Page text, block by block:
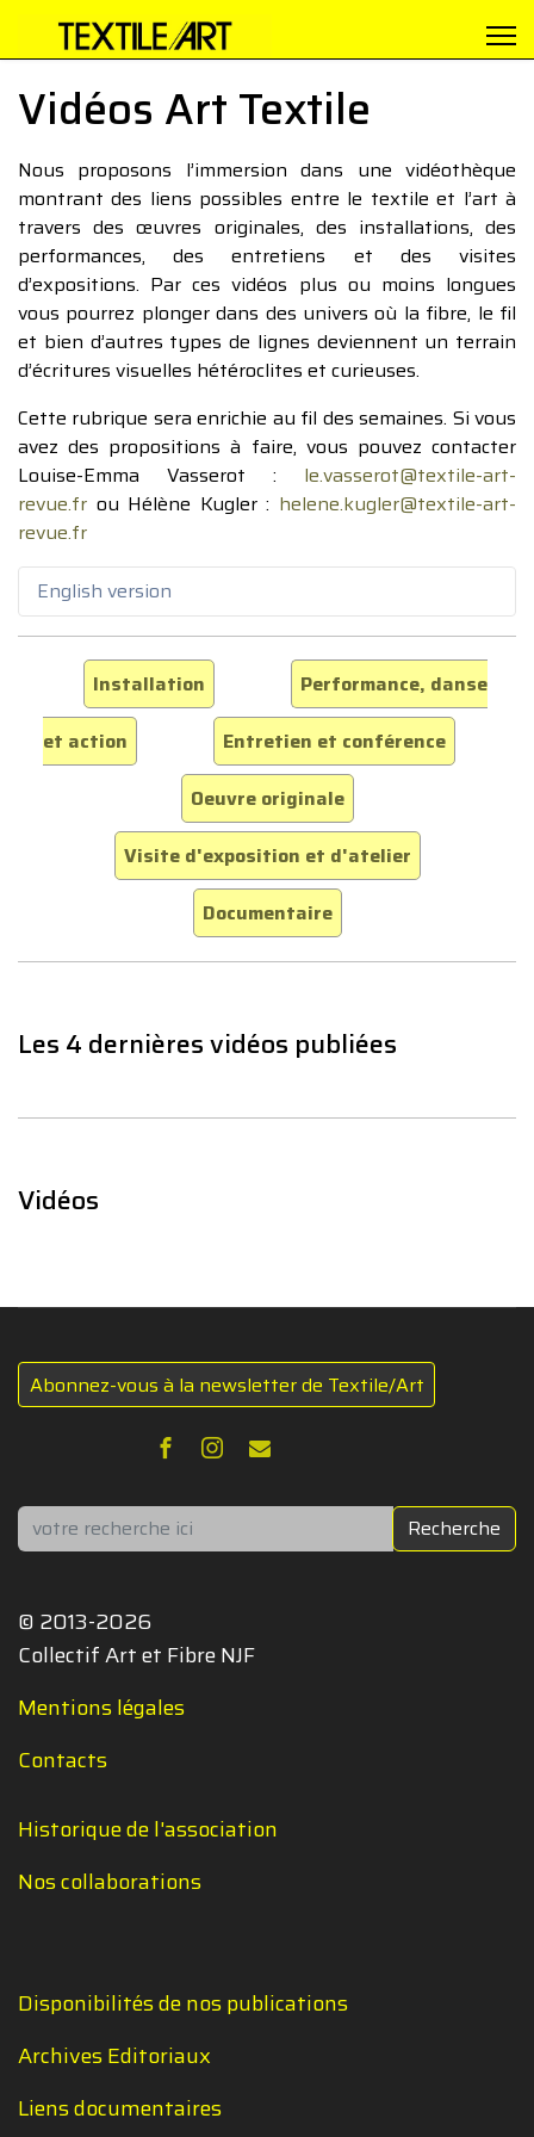
Vidéos Art Textile
Nous proposons l’immersion dans une vidéothèque
montrant des liens possibles entre le textile et l’art à
travers des œuvres originales, des installations, des
performances, des entretiens et des visites
d’expositions. Par ces vidéos plus ou moins longues
vous pourrez plonger dans des univers où la fibre, le fil
et bien d’autres types de lignes deviennent un terrain
d’écritures visuelles hétéroclites et curieuses.
Cette rubrique sera enrichie au fil des semaines. Si vous
avez des propositions à faire, vous pouvez contacter
Louise-Emma Vasserot : le.vasserot@textile-art-
revue.fr ou Hélène Kugler : helene.kugler@textile-art-
revue.fr
English version
Installation
Performance, danse
et action
Entretien et conférence
Oeuvre originale
Visite d'exposition et d'atelier
Documentaire
Les 4 dernières vidéos publiées
Vidéos
Abonnez-vous à la newsletter de Textile/Art
Rechercher Recherche
© 2013-2026
Collectif Art et Fibre NJF
Mentions légales
Contacts
Historique de l'association
Nos collaborations
Disponibilités de nos publications
Archives Editoriaux
Liens documentaires